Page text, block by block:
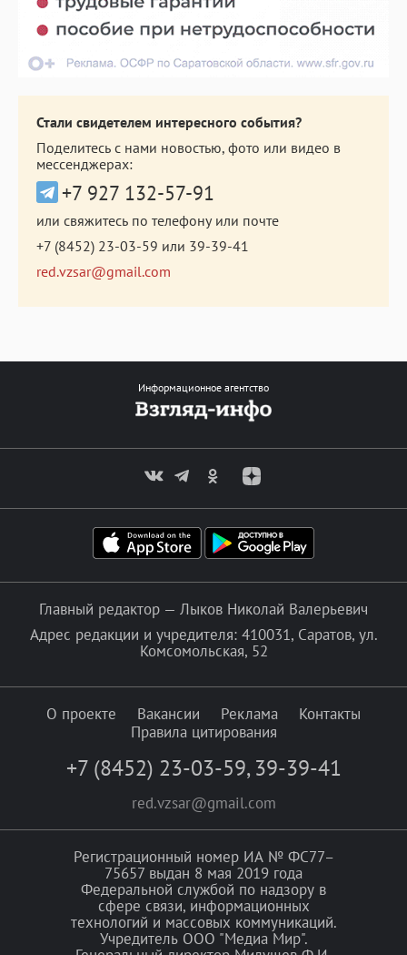
Стали свидетелем интересного события?
Поделитесь с нами новостью, фото или видео в
мессенджерах:
+7 927 132-57-91
или свяжитесь по телефону или почте
+7 (8452) 23-03-59 или 39-39-41
red.vzsar@gmail.com
Информационное агентство
Главный редактор — Лыков Николай Валерьевич
Адрес редакции и учредителя: 410031, Саратов, ул.
Комсомольская, 52
О проекте Вакансии Реклама
Контакты
Правила цитирования
+7 (8452) 23-03-59, 39-39-41
red.vzsar@gmail.com
Регистрационный номер ИА № ФС77–
75657 выдан 8 мая 2019 года
Федеральной службой по надзору в
сфере связи, информационных
технологий и массовых коммуникаций.
Учредитель ООО "Медиа Мир".